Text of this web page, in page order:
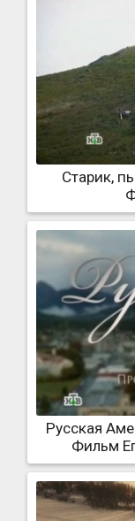
Старик,
Русская
Фильм